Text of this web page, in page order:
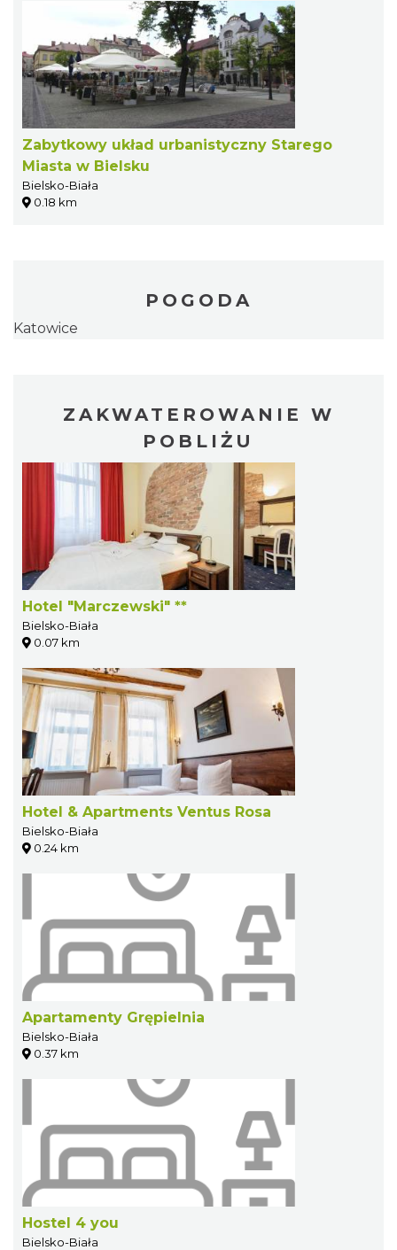
Zabytkowy układ urbanistyczny Starego
Miasta w Bielsku
Bielsko-Biała
0.18 km
POGODA
Katowice
ZAKWATEROWANIE W
POBLIŻU
Hotel "Marczewski" **
Bielsko-Biała
0.07 km
Hotel & Apartments Ventus Rosa
Bielsko-Biała
0.24 km
Apartamenty Grępielnia
Bielsko-Biała
0.37 km
Hostel 4 you
Bielsko-Biała